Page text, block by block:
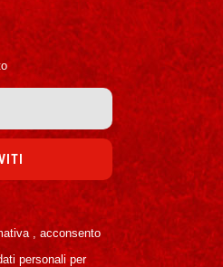
, acconsento
personali per